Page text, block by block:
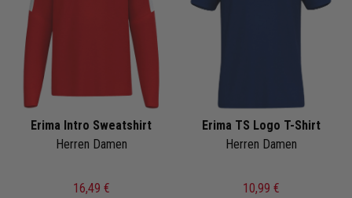
Erima Intro Sweatshirt
Herren Damen
16,49 €
Erima TS Logo T-Shirt
Herren Damen
10,99 €